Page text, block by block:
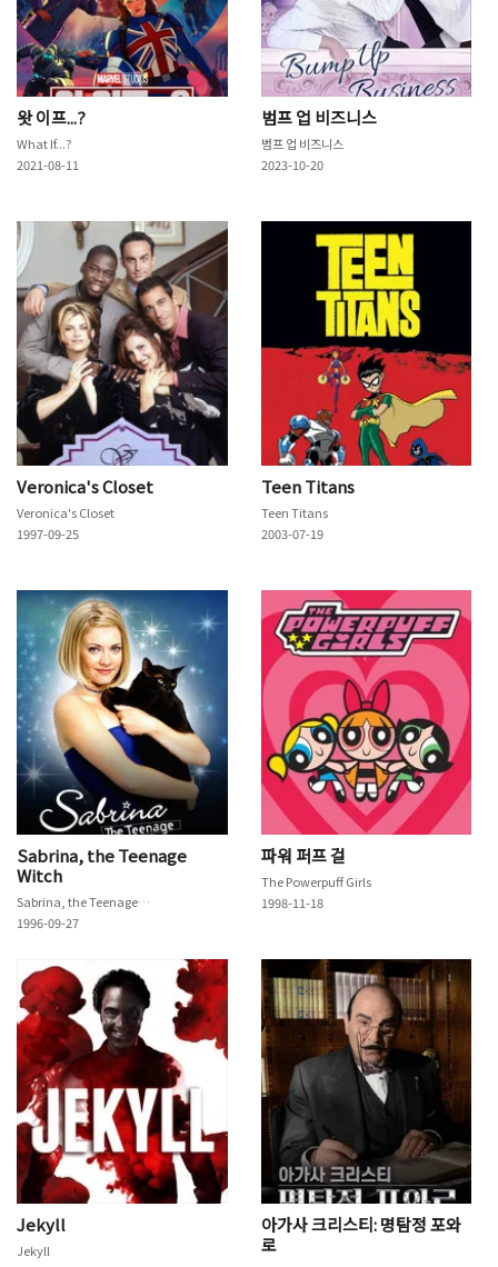
왓 이프...?
What If...?
2021-08-11
범프 업 비즈니스
범프 업 비즈니스
2023-10-20
Veronica's Closet
Veronica's Closet
1997-09-25
Teen Titans
Teen Titans
2003-07-19
Sabrina, the Teenage
Witch
Sabrina, the Teenage Witch
1996-09-27
파워 퍼프 걸
The Powerpuff Girls
1998-11-18
Jekyll
Jekyll
아가사 크리스티: 명탐정 포와
로